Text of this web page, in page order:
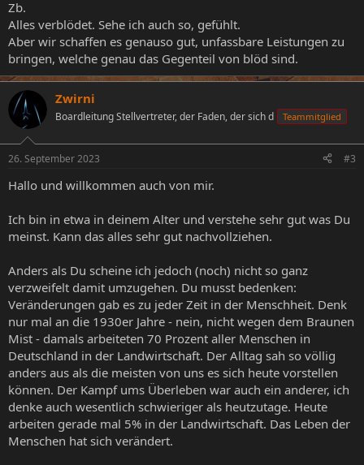
Zb.
Alles verblödet. Sehe ich auch so, gefühlt.
Aber wir schaffen es genauso gut, unfassbare Leistungen zu
bringen, welche genau das Gegenteil von blöd sind.
Zwirni
Boardleitung Stellvertreter, der Faden, der sich d Teammitglied
26. September 2023 #3
Hallo und willkommen auch von mir.
Ich bin in etwa in deinem Alter und verstehe sehr gut was Du
meinst. Kann das alles sehr gut nachvollziehen.
Anders als Du scheine ich jedoch (noch) nicht so ganz
verzweifelt damit umzugehen. Du musst bedenken:
Veränderungen gab es zu jeder Zeit in der Menschheit. Denk
nur mal an die 1930er Jahre - nein, nicht wegen dem Braunen
Mist - damals arbeiteten 70 Prozent aller Menschen in
Deutschland in der Landwirtschaft. Der Alltag sah so völlig
anders aus als die meisten von uns es sich heute vorstellen
können. Der Kampf ums Überleben war auch ein anderer, ich
denke auch wesentlich schwieriger als heutzutage. Heute
arbeiten gerade mal 5% in der Landwirtschaft. Das Leben der
Menschen hat sich verändert.